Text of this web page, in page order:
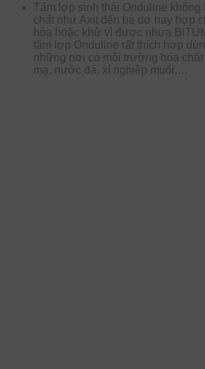
Tấm lợp sinh thái Onduline không
chất như Axit đến ba dơ hay hợp
hóa hoặc khử vì được nhựa
tấm lợp Onduline rất thích hợp
những nơi có môi trường hóa
mạ, nước đá, xí nghiệp muối,…